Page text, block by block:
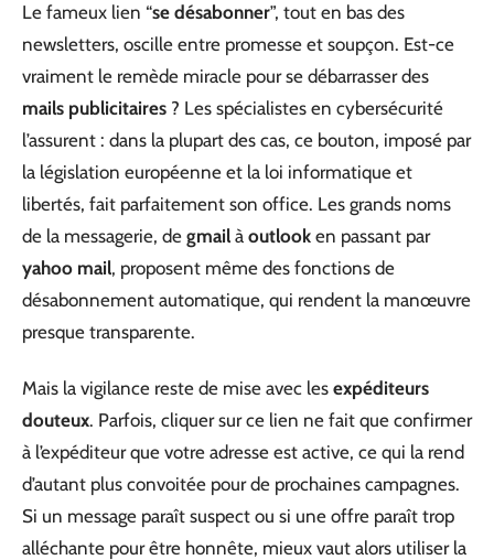
Le fameux lien “se désabonner”, tout en bas des
newsletters, oscille entre promesse et soupçon. Est-ce
vraiment le remède miracle pour se débarrasser des
mails publicitaires ? Les spécialistes en cybersécurité
l’assurent : dans la plupart des cas, ce bouton, imposé par
la législation européenne et la loi informatique et
libertés, fait parfaitement son office. Les grands noms
de la messagerie, de gmail à outlook en passant par
yahoo mail, proposent même des fonctions de
désabonnement automatique, qui rendent la manœuvre
presque transparente.
Mais la vigilance reste de mise avec les expéditeurs
douteux. Parfois, cliquer sur ce lien ne fait que confirmer
à l’expéditeur que votre adresse est active, ce qui la rend
d’autant plus convoitée pour de prochaines campagnes.
Si un message paraît suspect ou si une offre paraît trop
alléchante pour être honnête, mieux vaut alors utiliser la